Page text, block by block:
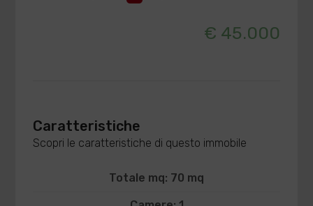
€ 45.000
Caratteristiche
Scopri le caratteristiche di questo immobile
Totale mq: 70 mq